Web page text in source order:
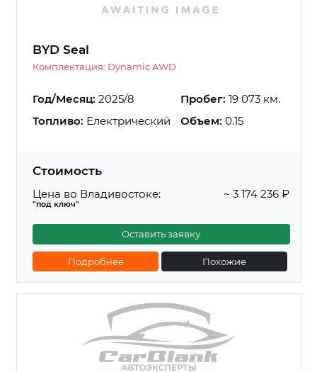
BYD Seal
Комплектация: Dynamic AWD
Год/Месяц: 2025/8 Пробег: 19 073 км.
Топливо: Електрический Объем: 0.15
Стоимость
Цена во Владивостоке:
"под ключ"
~ 3 174 236 ₽
Оставить заявку
Подробнее Похожие